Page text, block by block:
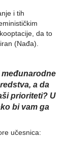
i tih
da to
(Nađa).
a da
prioriteti? U
bi vam ga
učesnica: